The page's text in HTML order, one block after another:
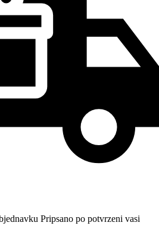
Pripsano po potvrzeni vasi